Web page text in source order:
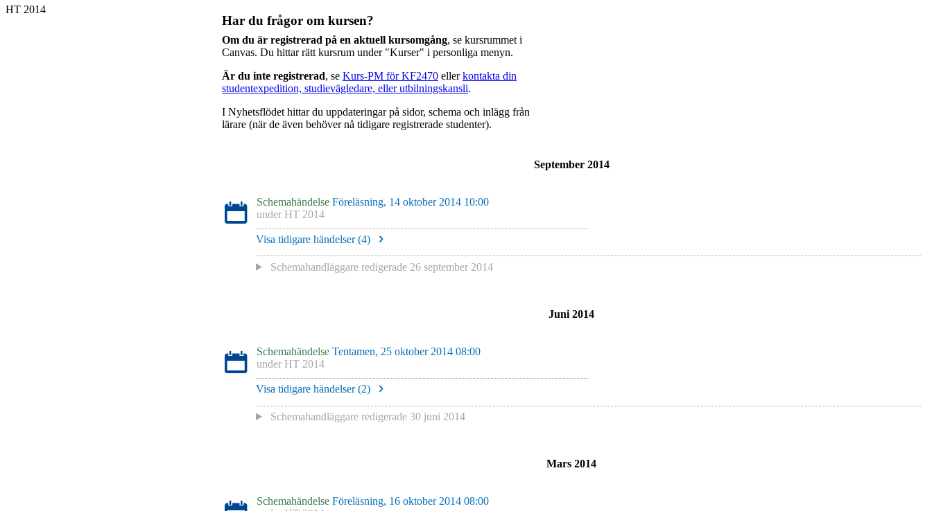
Har du frågor om kursen?
Om du är registrerad på en aktuell kursomgång, se kursrummet i
Canvas. Du hittar rätt kursrum under "Kurser" i personliga menyn.
Är du inte registrerad, se Kurs-PM för KF2470 ellerkontakta din
studentexpedition, studievägledare, eller utbilningskansli.
I Nyhetsflödet hittar du uppdateringar på sidor, schema och inlägg från
lärare (när de även behöver nå tidigare registrerade studenter).
September 2014
Schemahändelse Föreläsning, 14 oktober 2014 10:00
under HT 2014
Visa tidigare händelser (4)
Schemahandläggare redigerade 26 september 2014
Juni 2014
Schemahändelse Tentamen, 25 oktober 2014 08:00
under HT 2014
Visa tidigare händelser (2)
Schemahandläggare redigerade 30 juni 2014
Mars 2014
Schemahändelse Föreläsning, 16 oktober 2014 08:00
HT 2014